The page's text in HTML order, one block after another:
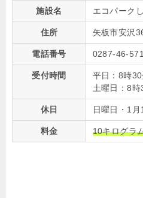
施設名 エコパーク
住所 矢板市安沢
電話番号 0287-46-
受付時間
平日：8時
土曜日：8
休日 日曜日・1
料金 10キログラ